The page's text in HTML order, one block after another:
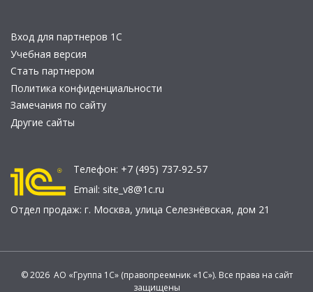
Вход для партнеров 1С
Учебная версия
Стать партнером
Политика конфиденциальности
Замечания по сайту
Другие сайты
Телефон: +7 (495) 737-92-57
Email: site_v8@1c.ru
Отдел продаж: г. Москва, улица Селезнёвская, дом 21
© 2026 АО «Группа 1С» (правопреемник «1С»). Все права на сайт
защищены